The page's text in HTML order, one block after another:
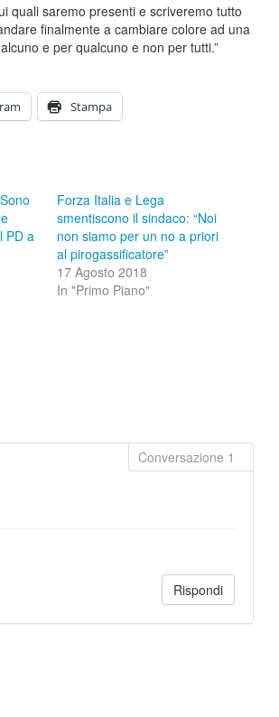
quali saremo presenti e scriveremo tutto
finalmente a cambiare colore ad una
e per qualcuno e non per tutti.”
Stampa
PD a
Forza Italia e Lega
smentiscono il sindaco: “Noi
non siamo per un no a priori
al pirogassificatore”
17 Agosto 2018
In "Primo Piano"
Rispondi